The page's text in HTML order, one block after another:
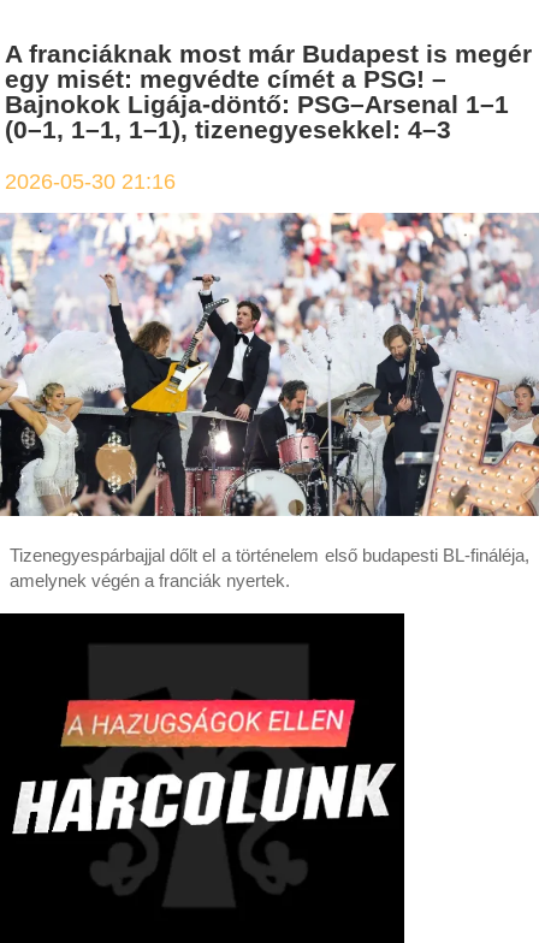
A franciáknak most már Budapest is megér
egy misét: megvédte címét a PSG! –
Bajnokok Ligája-döntő: PSG–Arsenal 1–1
(0–1, 1–1, 1–1), tizenegyesekkel: 4–3
2026-05-30 21:16
Tizenegyespárbajjal dőlt el a történelem első budapesti BL-fináléja,
amelynek végén a franciák nyertek.